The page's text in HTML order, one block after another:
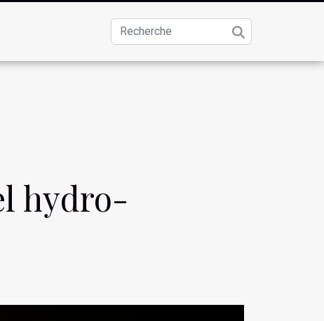
hydro-